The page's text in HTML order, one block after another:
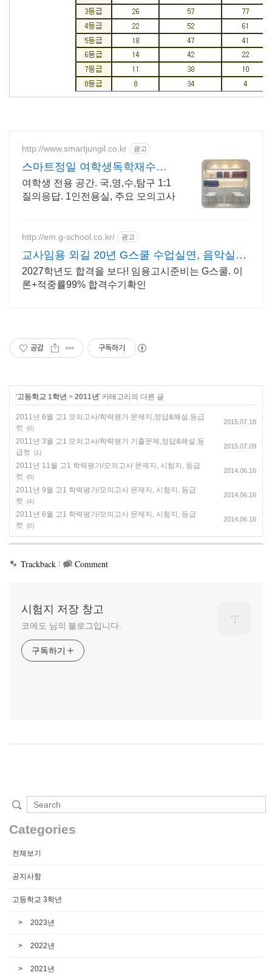
http://www.smartjungil.co.kr 광고
스마트정일 여학생독학재수학
원
여학생 전용 공간. 국,영,수,탐구 1:1
질의응답. 1인전용실, 주요 모의고사
http://em.g-school.co.kr/ 광고
교사임용 외길 20년 G스쿨 수업실연, 음악실기
전문학원
2027학년도 합격을 보다! 임용고시준비는 G스쿨. 이
론+적중률99% 합격수기확인
공감 구독하기
'고등학교 1학년 > 2011년' 카테고리의 다른 글
2011년 6월 고1 모의고사/학력평가 문제지,정답&해설,등급
컷
(0)
2015.07.18
2011년 3월 고1 모의고사/학력평가 기출문제,정답&해설,등
급컷
(1)
2015.07.09
2011년 11월 고1 학력평가/모의고사 문제지, 시험지, 등급
컷
(0)
2014.06.16
2011년 9월 고1 학력평가/모의고사 문제지, 시험지, 등급
컷
(4)
2014.06.16
2011년 6월 고1 학력평가/모의고사 문제지, 시험지, 등급
컷
(0)
2014.06.16
Trackback : Comment
시험지 저장 창고
코에도 님의 블로그입니다.
구독하기
Categories
전체보기
공지사항
고등학교 3학년
2023년
2022년
2021년